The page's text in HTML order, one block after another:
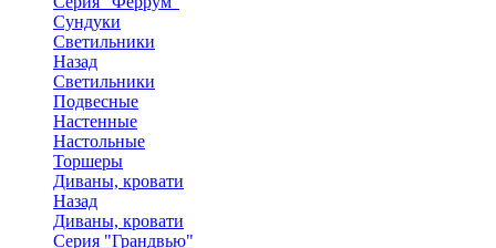
Сундуки
Светильники
Назад
Светильники
Подвесные
Настенные
Настольные
Торшеры
Диваны, кровати
Назад
Диваны, кровати
Серия "Грандвью"